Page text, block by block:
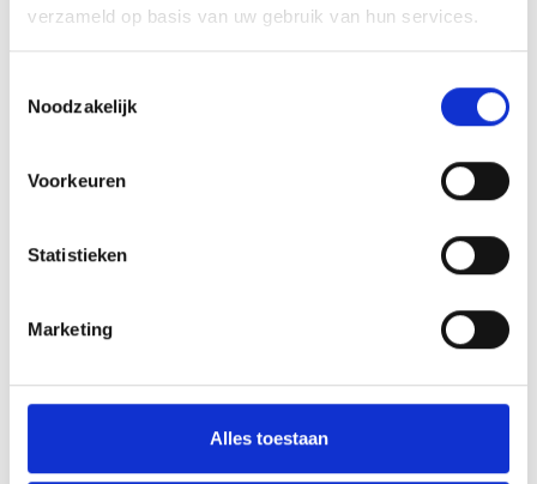
verzameld op basis van uw gebruik van hun services.
Noodzakelijk
Voorkeuren
Statistieken
Marketing
Alles toestaan